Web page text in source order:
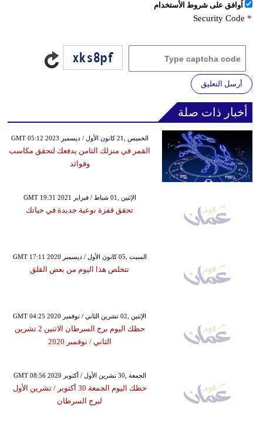
اُوافق على شروط الأستخدام
Security Code *
أرسل التعليق
أخبار ذات صلة
GMT 05:12 2023 الخميس ,21 كانون الأول / ديسمبر
القمر في منزلك الثامن يدفعك لتحقق مكاسب
وفوائد
GMT 19:31 2021 الإثنين ,01 شباط / فبراير
تحقق قفزة نوعية جديدة في حياتك
GMT 17:11 2020 السبت ,05 كانون الأول / ديسمبر
تتخلص هذا اليوم من بعض القلق
GMT 04:25 2020 الإثنين ,02 تشرين الثاني / نوفمبر
حظك اليوم برج السرطان الاثنين 2 تشرين
الثاني / نوفمبر 2020
GMT 08:56 2020 الجمعة ,30 تشرين الأول / أكتوبر
حظك اليوم الجمعة 30 أكتوبر / تشرين الأول
لبرج السرطان